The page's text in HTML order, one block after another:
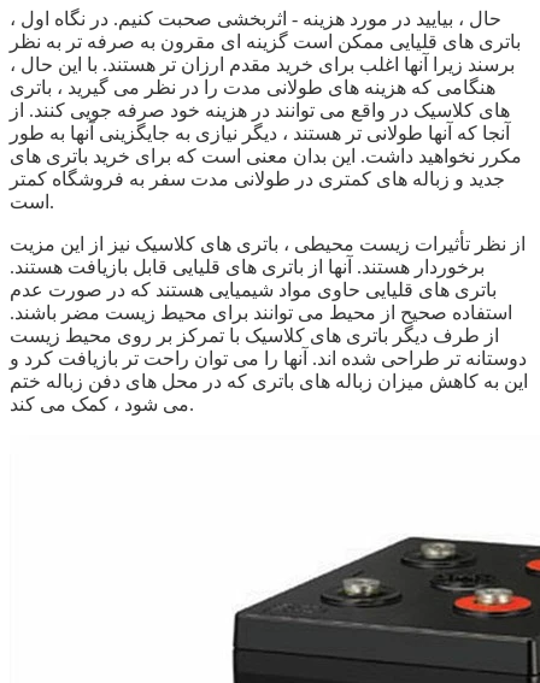
حال ، بیایید در مورد هزینه - اثربخشی صحبت کنیم. در نگاه اول ،
باتری های قلیایی ممکن است گزینه ای مقرون به صرفه تر به نظر
برسند زیرا آنها اغلب برای خرید مقدم ارزان تر هستند. با این حال ،
هنگامی که هزینه های طولانی مدت را در نظر می گیرید ، باتری
های کلاسیک در واقع می توانند در هزینه خود صرفه جویی کنند. از
آنجا که آنها طولانی تر هستند ، دیگر نیازی به جایگزینی آنها به طور
مکرر نخواهید داشت. این بدان معنی است که برای خرید باتری های
جدید و زباله های کمتری در طولانی مدت سفر به فروشگاه کمتر
است.
از نظر تأثیرات زیست محیطی ، باتری های کلاسیک نیز از این مزیت
برخوردار هستند. آنها از باتری های قلیایی قابل بازیافت هستند.
باتری های قلیایی حاوی مواد شیمیایی هستند که در صورت عدم
استفاده صحیح از محیط می توانند برای محیط زیست مضر باشند.
از طرف دیگر باتری های کلاسیک با تمرکز بر روی محیط زیست
دوستانه تر طراحی شده اند. آنها را می توان راحت تر بازیافت کرد و
این به کاهش میزان زباله های باتری که در محل های دفن زباله ختم
می شود ، کمک می کند.